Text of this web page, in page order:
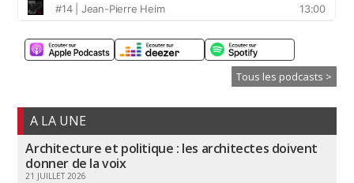
Tous les podcasts >
A LA UNE
Architecture et politique : les architectes doivent
donner de la voix
21 JUILLET 2026